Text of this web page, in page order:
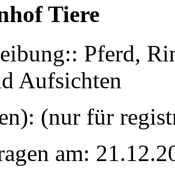
Tiere
Pferd,
Aufsichten
(nur für
am: